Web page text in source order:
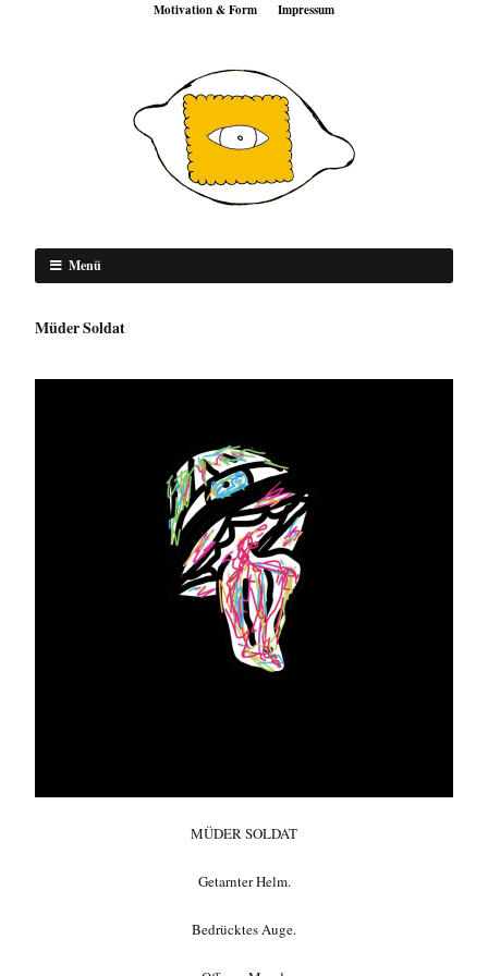
Motivation & Form Impressum
Menü
Müder Soldat
MÜDER SOLDAT
Getarnter Helm.
Bedrücktes Auge.